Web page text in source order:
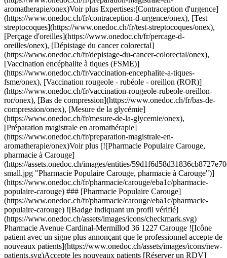
s://www.onedoc.ch/fr/percage-d-oreilles/onex), [Dépistage du cancer colorectal](https://www.onedoc.ch/fr/depistage-du-cancer-colorectal/onex), [Vaccination encéphalite à tiques (FSME)](https://www.onedoc.ch/fr/vaccination-encephalite-a-tiques-fsme/onex), [Vaccination rougeole - rubéole - oreillon (ROR)](https://www.onedoc.ch/fr/vaccination-rougeole-rubeole-oreillon-ror/onex), [Bas de compression](https://www.onedoc.ch/fr/bas-de-compression/onex), [Mesure de la glycémie](https://www.onedoc.ch/fr/mesure-de-la-glycemie/onex), [Préparation magistrale en aromathérapie](https://www.onedoc.ch/fr/preparation-magistrale-en-aromatherapie/onex)Voir plus [![Pharmacie Populaire Carouge, pharmacie à Carouge](https://assets.onedoc.ch/images/entities/59d1f6d58d31836cb8727e70d03c3b965f2a33ac7c2f1ad06a3c05a248f2e870-small.jpg "Pharmacie Populaire Carouge, pharmacie à Carouge")](https://www.onedoc.ch/fr/pharmacie/carouge/eba1c/pharmacie-populaire-carouge) ### [Pharmacie Populaire Carouge](https://www.onedoc.ch/fr/pharmacie/carouge/eba1c/pharmacie-populaire-carouge) ![Badge indiquant un profil vérifié](https://www.onedoc.ch/assets/images/icons/checkmark.svg) Pharmacie Avenue Cardinal-Mermillod 36 1227 Carouge ![Icône patient avec un signe plus annonçant que le professionnel accepte de nouveaux patients](https://www.onedoc.ch/assets/images/icons/new-patients.svg)Accepte les nouveaux patients [Réserver un RDV](https://www.onedoc.ch/fr/pharmacie/carouge/eba1c/pharmacie-populaire-carouge) [![Pharmacie de Bernex, pharmacie à Bernex](https://assets.onedoc.ch/images/entities/398d17cc11fc8bff14839a0494f6d448ef83a06c8c309923c900ee3bc8bec7b8-small.png "Pharmacie de Bernex, pharmacie à Bernex")](https://www.onedoc.ch/fr/pharmacie/bernex/ebaf0/pharmacie-de-bernex) ### [Pharmacie de Bernex](https://www.onedoc.ch/fr/pharmacie/bernex/ebaf0/pharmacie-de-bernex) ![Badge indiquant un profil vérifié](https://www.onedoc.ch/assets/images/icons/checkmark.svg) Pharmacie Rue de Bernex 260 1233 Bernex ![Icône patient avec un signe plus annonçant que le professionnel accepte de nouveaux patients](https://www.onedoc.ch/assets/images/icons/new-patients.svg)Accepte les nouveaux patients [Réserver un RDV](https://www.onedoc.ch/fr/pharmacie/bernex/ebaf0/pharmacie-de-bernex) [![Pharmacie Populaire Plainpalais, prestations de santé en pharmacie à Genève](https://assets.onedoc.ch/images/users/c9f4989608c036a0f0435e8cc59d2b6ab3bebed16fb0eb6e7c14eb6d203ddd23-small.jpg "Pharmacie Populaire Plainpalais, prestations de santé en pharmacie à Genève")](https://www.onedoc.ch/fr/prestations-de-sante-en-pharmacie/geneve/pcfvg/pharmacie-populaire-plainpalais) ### [Pharmacie Populaire Plainpalais](https://www.onedoc.ch/fr/prestations-de-sante-en-pharmacie/geneve/pcfvg/pharmacie-populaire-plainpalais) ![Badge indiquant un profil vérifié](https://www.onedoc.ch/assets/images/icons/checkmark.svg) [Prestations de santé en pharmacie](https://www.onedoc.ch/fr/prestations-de-sante-en-pharmacie/geneve) [Pharmacie Populaire Plainpalais](https://www.onedoc.ch/fr/pharmacie/geneve/e408/pharmacie-populaire-plainpalais) Rue de Carouge 55 1205 Genève ![Icône patient avec un signe plus annonçant que le professionnel accepte de nouveaux patients](https://www.onedoc.ch/assets/images/icons/new-patients.svg)Accepte les nouveaux patients [Réserver un RDV](https://www.onedoc.ch/fr/prestations-de-sante-en-pharmacie/geneve/pcfvg/pharmacie-populaire-plainpalais) Expertises:[Contraception d'urgence](https://www.onedoc.ch/fr/contraception-d-urgence/geneve), [Test streptocoques](https://www.onedoc.ch/fr/test-streptocoques/geneve), [Bas de compression](https://www.onedoc.ch/fr/bas-de-compression/geneve), [Dépistage du cancer colorectal](https://www.onedoc.ch/fr/depistage-du-cancer-colorectal/geneve), [Mesure de la pression artérielle | Tension](https://www.onedoc.ch/fr/mesure-de-la-pression-arterielle-tension/geneve), [Préparation magistrale en homéopathie](https://www.onedoc.ch/fr/preparation-magistrale-en-homeopathie/geneve), [Retrait de tique](https://www.onedoc.ch/fr/retrait-de-tique/geneve), [Vaccination encéphalite à tiques (FSME)](https://www.onedoc.ch/fr/vaccination-encephalite-a-tiques-fsme/geneve), [Mesure de la glycémie](https://www.onedoc.ch/fr/mesure-de-la-glycemie/geneve)Voir plus Expertises:[Contraception d'urgence](https://www.onedoc.ch/fr/contraception-d-urgence/geneve), [Test streptocoques](https://www.onedoc.ch/fr/test-streptocoques/geneve), [Bas de compression](https://www.onedoc.ch/fr/bas-de-compression/geneve), [Dépistage du cancer colorectal](https://www.onedoc.ch/fr/depistage-du-cancer-colorectal/geneve), [Mesure de la pression artérielle | Tension](https://www.onedoc.ch/fr/mesure-de-la-pression-arterielle-tension/geneve), [Préparation magistrale en homéopathie](https://www.onedoc.ch/fr/preparation-magistrale-en-homeopathie/geneve), [Retrait de tique](https://www.onedoc.ch/fr/retrait-de-tique/geneve), [Vaccination encéphalite à tiques (FSME)](https://www.onedoc.ch/fr/vaccination-encephalite-a-tiques-fsme/geneve), [Mesure de la glycémie](https://www.onedoc.ch/fr/mesure-de-la-glycemie/geneve)Voir plus [![Pharmacieplus du rond-point, centre de vaccination à Genève](https://assets.onedoc.ch/images/users/6428d5d33f9acefbc0be16077113e232c7321a821b32a2721fbf5fa032f9e5e0-small.png "Pharmacieplus du rond-point, centre de vaccination à Genève")](https://www.onedoc.ch/fr/centre-de-vaccination/geneve/pcacz/pharmacieplus-du-rond-point) ### [Pharmacieplus du rond-point](https://www.onedoc.ch/fr/centre-de-vaccination/geneve/pcacz/pharmacieplus-du-rond-point) ![Badge indiquant un profil vérifié](https://www.onedoc.ch/assets/images/icons/checkmark.svg) [Centre de vaccination](https://www.onedoc.ch/fr/centre-de-vaccination/geneve) [Pharmacieplus du Rond-Point](https://www.onedoc.ch/fr/pharmacie/geneve/e3in/pharmacieplus-du-rond-point) Rond-Point de Plainpalais 6 1205 Genève ![Icône patient avec un signe plus annonçant que le professionnel accepte de nouveaux patients](https://www.onedoc.ch/assets/images/icons/new-patients.svg)Accepte les nouveaux patients [Réserver un RDV](https://www.onedoc.ch/fr/centre-de-vaccination/geneve/pcacz/pharmacieplus-du-rond-point) Expertises:[Contraception d'urgence](https://www.onedoc.ch/fr/contraception-d-urgence/geneve), [Mesure du taux de fer | Ferritine](https://www.onedoc.ch/fr/mesure-du-taux-de-fer-ferritine/geneve), [Allergie | AllergoTest | Bilan allergologique](https://www.onedoc.ch/fr/allergie-allergotest-bilan-allergologique/geneve), [Mesure du cholestérol](https://www.onedoc.ch/fr/mesure-du-cholesterol/geneve), [Test de glycémie longue durée | HbA1c](https://www.onedoc.ch/fr/test-de-glycemie-longue-duree-hba1c/geneve), [Prévention cardio-vasculaire | CardioCheck | CardioTest](https://www.onedoc.ch/fr/prevention-cardio-vasculaire-cardiocheck-cardiotest/geneve), [Infection urinaire | Cystite](https://www.onedoc.ch/fr/infection-urinaire-cystite/geneve), [Conjonctivite](https://www.onedoc.ch/fr/conjonctivite/geneve), [Test streptocoques](https://www.onedoc.ch/fr/test-streptocoques/geneve), [Maux de gorge | Angine](https://www.onedoc.ch/fr/maux-de-gorge-angine/geneve), [Dépistage du cancer colorectal](https://www.onedoc.ch/fr/depistage-du-cancer-colorectal/geneve), [Mesure de la pression artérielle | Tension](https://www.onedoc.ch/fr/mesure-de-la-pression-arterielle-tension/geneve), [Retrait de tique](https://www.onedoc.ch/fr/retrait-de-tique/geneve), [Dépistage VIH | HIV](https://www.onedoc.ch/fr/depistage-vih-hiv/geneve), [Test sérologique Covid-19](https://www.onedoc.ch/fr/test-serologique-covid-19/geneve), [Mise à jour du carnet de vaccination](https://www.onedoc.ch/fr/mise-a-jour-du-carnet-de-vaccination/geneve), [Vaccination encéphalite à tiques (FSME)](https://www.onedoc.ch/fr/vaccination-encephalite-a-tiques-fsme/geneve), [Vaccination hépatite A/B](https://www.onedoc.ch/fr/vaccination-hepatite-a-b/geneve), [Vaccination rougeole - rubéole - oreillon (ROR)](https://www.onedoc.ch/fr/vaccination-rougeole-rubeole-oreillon-ror/geneve), [Vaccination tétanos - diphtérie - coqueluche (DTP)](https://www.onedoc.ch/fr/vaccination-tetanos-diphterie-coqueluche-dtp/geneve), [Maladies Sexuellement Transmissibles | Infections Sexuellement Transmissibles (MST/IST)](https://www.onedoc.ch/fr/maladies-sexuellement-transmissibles-infections-sexuellement-transmissibles-mst-ist/geneve), [Soins des plaies | Soins pansements](https://www.onedoc.ch/fr/soins-des-plaies-soins-pansements/geneve), [Vaccination grippe](https://www.onedoc.ch/fr/vaccination-grippe/geneve)Voir plus Expertises:[Contraception d'urgence](https://www.onedoc.ch/fr/contraception-d-urgence/geneve), [Mesure du taux de fer | Ferritine](https://www.onedoc.ch/fr/mesure-du-taux-de-fer-ferritine/geneve), [Allergie | AllergoTest | Bilan allergologique](https://www.onedoc.ch/fr/allergie-allergotest-bilan-allergologique/geneve), [Mesure du cholestérol](https://www.onedoc.ch/fr/mesure-du-cholesterol/geneve), [Test de glycémie longue durée | HbA1c](https://www.onedoc.ch/fr/test-de-glycemie-longue-duree-hba1c/geneve), [Prévention cardio-vasculaire | CardioCheck | CardioTest](https://www.onedoc.ch/fr/prevention-cardio-vasculaire-cardiocheck-cardiotest/geneve), [Infection urinaire | Cystite](https://www.onedoc.ch/fr/infection-urinaire-cystite/geneve), [Conjonctivite](https://www.onedoc.ch/fr/conjonctivite/geneve), [Test streptocoques](https://www.onedoc.ch/fr/test-streptocoques/geneve), [Maux de gorge | Angine](https://www.onedoc.ch/fr/maux-de-gorge-angine/geneve), [Dépistage du cancer colorectal](https://www.onedoc.ch/fr/depistage-du-cancer-colorectal/geneve), [Mesure de la pression artérielle | Tension](https://www.onedoc.ch/fr/mesure-de-la-pression-arterielle-tension/geneve), [Retrait de tique](https://www.onedoc.ch/fr/retrait-de-tique/geneve), [Dépistage VIH | HIV](https://www.onedoc.ch/fr/depistage-vih-hiv/geneve), [Test sérologique Covid-19](https://www.onedoc.ch/fr/test-serologi